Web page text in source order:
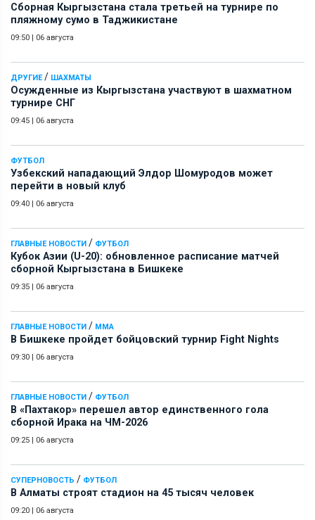
Сборная Кыргызстана стала третьей на турнире по
пляжному сумо в Таджикистане
09:50 | 06 августа
ДРУГИЕ/ ШАХМАТЫ
Осужденные из Кыргызстана участвуют в шахматном
турнире СНГ
09:45 | 06 августа
ФУТБОЛ
Узбекский нападающий Элдор Шомуродов может
перейти в новый клуб
09:40 | 06 августа
ГЛАВНЫЕ НОВОСТИ / ФУТБОЛ
Кубок Азии (U-20): обновленное расписание матчей
сборной Кыргызстана в Бишкеке
09:35 | 06 августа
ГЛАВНЫЕ НОВОСТИ / ММА
В Бишкеке пройдет бойцовский турнир Fight Nights
09:30 | 06 августа
ГЛАВНЫЕ НОВОСТИ / ФУТБОЛ
В «Пахтакор» перешел автор единственного гола
сборной Ирака на ЧМ-2026
09:25 | 06 августа
СУПЕРНОВОСТЬ / ФУТБОЛ
В Алматы строят стадион на 45 тысяч человек
09:20 | 06 августа